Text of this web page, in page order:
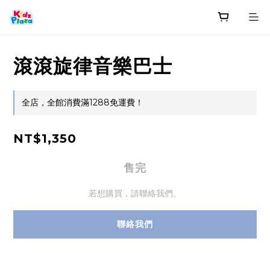
滾滾旋律音樂巴士
全店，全館消費滿1288免運費！
NT$1,350
售完
若想購買，請聯絡我們。
聯絡我們